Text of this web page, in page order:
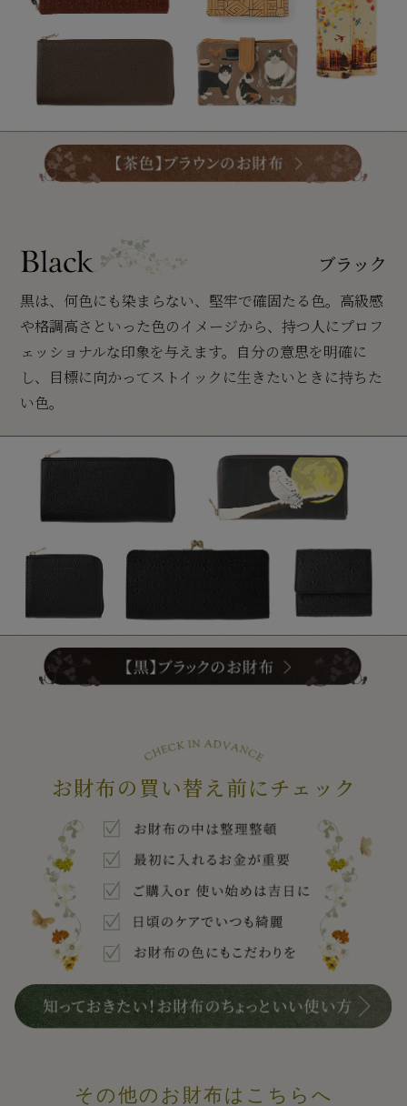
ブラック
黒は、何色にも染まらない、堅牢で確固たる色。高級感
や格調高さといった色のイメージから、持つ人にプロフ
ェッショナルな印象を与えます。自分の意思を明確に
し、目標に向かってストイックに生きたいときに持ちた
い色。
お財布の買い替え前にチェック
その他のお財布はこちらへ